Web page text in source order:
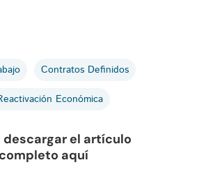
Contratos Definidos
Económica
descargar el artículo
completo aquí